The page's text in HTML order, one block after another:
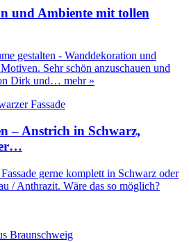
und Ambiente mit tollen
gestalten - Wanddekoration und
Sehr schön anzuschauen und
Dirk und… mehr »
– Anstrich in Schwarz,
gerne komplett in Schwarz oder
/ Anthrazit. Wäre das so möglich?
Braunschweig